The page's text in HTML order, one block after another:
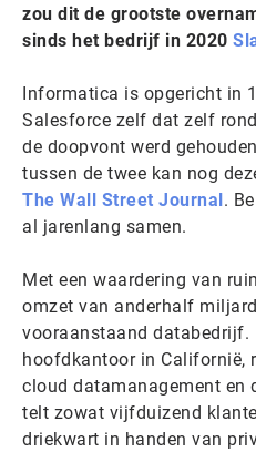
zou dit de grootste
sinds het bedrijf in 2020
Informatica is opgericht in
Salesforce zelf dat zelf
de doopvont werd
tussen de twee kan nog
The Wall Street Journal .
al jarenlang samen.
Met een waardering van
omzet van anderhalf
vooraanstaand databedrijf.
hoofdkantoor in Californië,
cloud datamanagement en
telt zowat vijfduizend
driekwart in handen van